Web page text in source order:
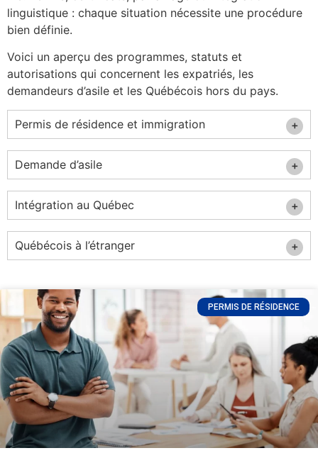
linguistique : chaque situation nécessite une procédure
bien définie.
Voici un aperçu des programmes, statuts et
autorisations qui concernent les expatriés, les
demandeurs d’asile et les Québécois hors du pays.
Permis de résidence et immigration
Demande d’asile
Intégration au Québec
Québécois à l’étranger
PERMIS DE RÉSIDENCE